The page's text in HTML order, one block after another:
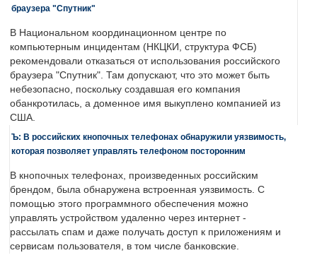
браузера "Спутник"
В Национальном координационном центре по
компьютерным инцидентам (НКЦКИ, структура ФСБ)
рекомендовали отказаться от использования российского
браузера "Спутник". Там допускают, что это может быть
небезопасно, поскольку создавшая его компания
обанкротилась, а доменное имя выкуплено компанией из
США.
Ъ: В российских кнопочных телефонах обнаружили уязвимость,
которая позволяет управлять телефоном посторонним
В кнопочных телефонах, произведенных российским
брендом, была обнаружена встроенная уязвимость. С
помощью этого программного обеспечения можно
управлять устройством удаленно через интернет -
рассылать спам и даже получать доступ к приложениям и
сервисам пользователя, в том числе банковские.